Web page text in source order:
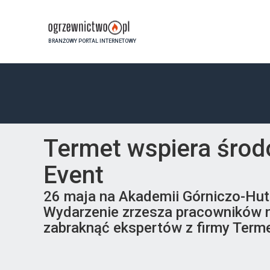
BRANŻOWY PORTAL INTERNETOWY
Termet wspiera
Event
26 maja na Akademii Górniczo-
Wydarzenie zrzesza pracowników
zabraknąć ekspertów z firmy